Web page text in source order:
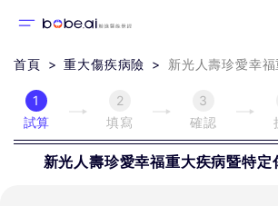
首頁 重大傷疾病險
1
試算
2
填寫
3
確認
新光人壽珍愛幸福重大疾病暨特定